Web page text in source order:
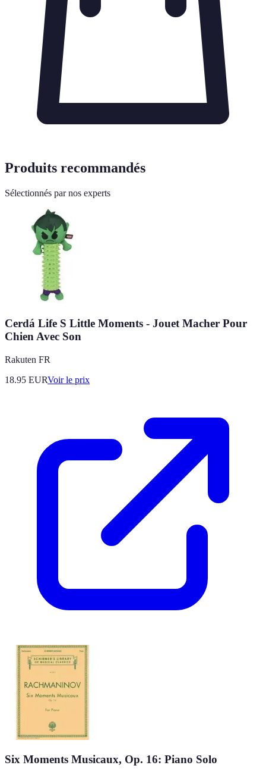
Produits recommandés
Sélectionnés par nos experts
Cerdá Life S Little Moments - Jouet Macher Pour
Chien Avec Son
Rakuten FR
18.95 EURVoir le prix
Six Moments Musicaux, Op. 16: Piano Solo